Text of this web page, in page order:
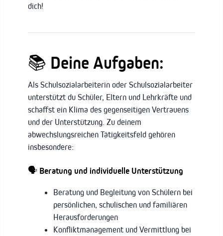
dich!
📚 Deine Aufgaben:
Als Schulsozialarbeiterin oder Schulsozialarbeiter
unterstützt du Schüler, Eltern und Lehrkräfte und
schaffst ein Klima des gegenseitigen Vertrauens
und der Unterstützung. Zu deinem
abwechslungsreichen Tätigkeitsfeld gehören
insbesondere:
🗣️ Beratung und individuelle Unterstützung
Beratung und Begleitung von Schülern bei
persönlichen, schulischen und familiären
Herausforderungen
Konfliktmanagement und Vermittlung bei